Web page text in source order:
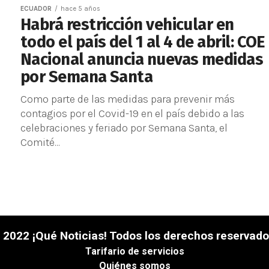
ECUADOR hace 5 años
Habrá restricción vehicular en
todo el país del 1 al 4 de abril: COE
Nacional anuncia nuevas medidas
por Semana Santa
Como parte de las medidas para prevenir más
contagios por el Covid-19 en el país debido a las
celebraciones y feriado por Semana Santa, el
Comité...
¡Qué Noticias! Todos los derechos
Tarifario de servicios
Quiénes somos